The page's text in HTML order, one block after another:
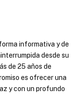
informativa y de
desde su
de 25 años de
es ofrecer una
y con un profundo